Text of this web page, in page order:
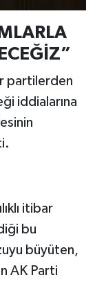
partilerden
iddialarına
itibar
bu
büyüten,
AK Parti